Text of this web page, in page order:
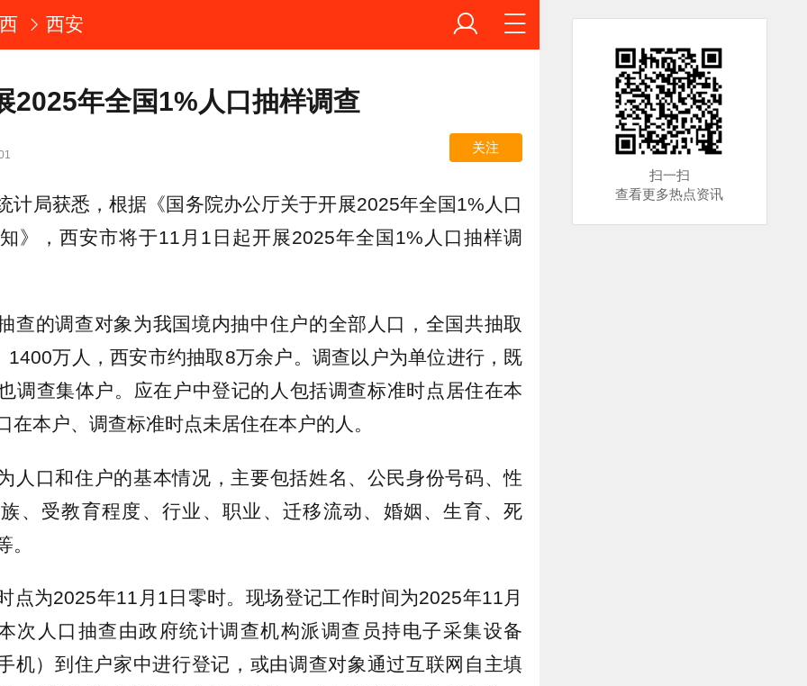
西安
2025年全国1%人口抽样调查
关注
计局获悉，根据《国务院办公厅关于开展2025年全国1%人口
》，西安市将于11月1日起开展2025年全国1%人口抽样调
查的调查对象为我国境内抽中住户的全部人口，全国共抽取
1400万人，西安市约抽取8万余户。调查以户为单位进行，既
调查集体户。应在户中登记的人包括调查标准时点居住在本
在本户、调查标准时点未居住在本户的人。
人口和住户的基本情况，主要包括姓名、公民身份号码、性
、受教育程度、行业、职业、迁移流动、婚姻、生育、死
。
点为2025年11月1日零时。现场登记工作时间为2025年11月
次人口抽查由政府统计调查机构派调查员持电子采集设备
机）到住户家中进行登记，或由调查对象通过互联网自主填
扫一扫
查看更多热点资讯